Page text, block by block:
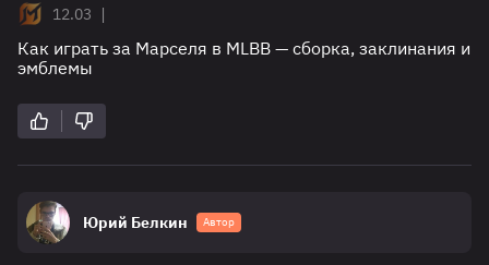
12.03
|
Как играть за Марселя в MLBB — сборка, заклинания и
эмблемы
Юрий Белкин Автор